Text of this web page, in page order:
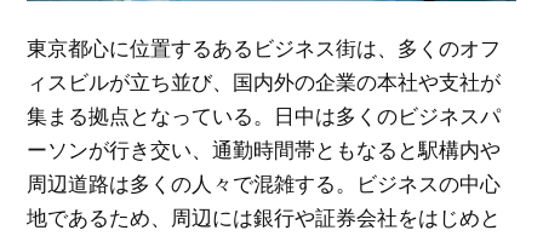
東京都心に位置するあるビジネス街は、多くのオフ
ィスビルが立ち並び、国内外の企業の本社や支社が
集まる拠点となっている。 日中は多くのビジネスパ
ーソンが行き交い、通勤時間帯ともなると駅構内や
周辺道路は多くの人々で混雑する。ビジネスの中心
地であるため、周辺には銀行や証券会社をはじめと